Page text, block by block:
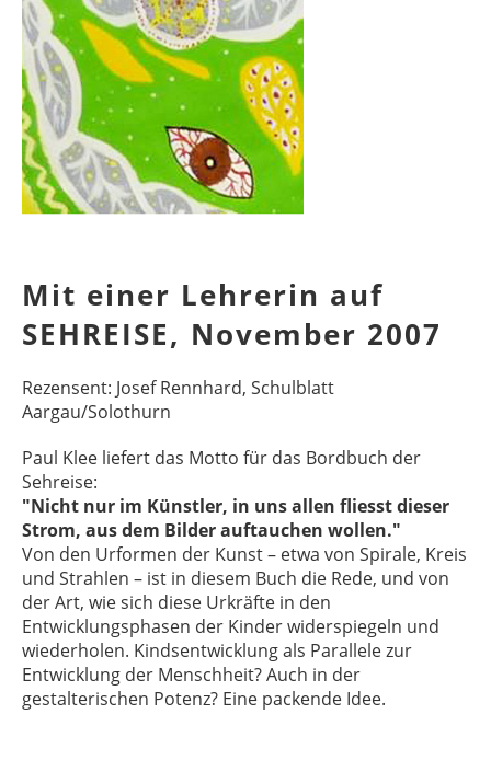
Mit einer Lehrerin auf
SEHREISE, November 2007
Rezensent: Josef Rennhard, Schulblatt
Aargau/Solothurn
Paul Klee liefert das Motto für das Bordbuch der
Sehreise:
"Nicht nur im Künstler, in uns allen fliesst dieser
Strom, aus dem Bilder auftauchen wollen."
Von den Urformen der Kunst – etwa von Spirale, Kreis
und Strahlen – ist in diesem Buch die Rede, und von
der Art, wie sich diese Urkräfte in den
Entwicklungsphasen der Kinder widerspiegeln und
wiederholen. Kindsentwicklung als Parallele zur
Entwicklung der Menschheit? Auch in der
gestalterischen Potenz? Eine packende Idee.